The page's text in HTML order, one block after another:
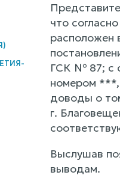
что
расположен
ГСК № 87; с
номером ***,
доводы о
г.
Выслушав
выводам.